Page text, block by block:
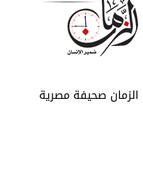
الزمان صحيفة مصرية